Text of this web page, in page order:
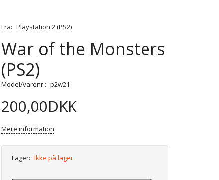
Fra: Playstation 2 (PS2)
War of the Monsters
(PS2)
Model/varenr.: p2w21
200,00DKK
Mere information
Lager: Ikke på lager